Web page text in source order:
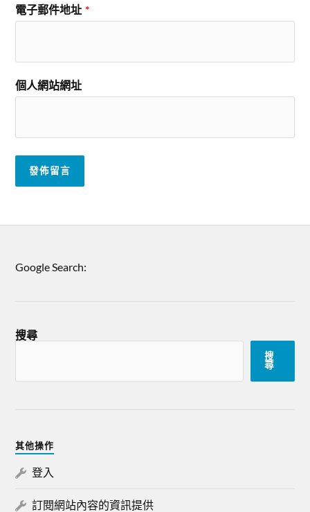
電子郵件地址 *
個人網站網址
Google Search:
搜尋
搜
尋
其他操作
登入
訂閱網站內容的資訊提供